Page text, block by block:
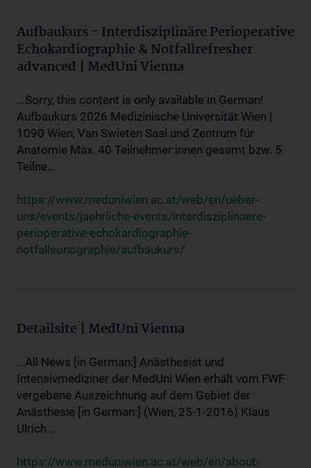
Aufbaukurs - Interdisziplinäre Perioperative
Echokardiographie & Notfallrefresher
advanced | MedUni Vienna
...Sorry, this content is only available in German!
Aufbaukurs 2026 Medizinische Universität Wien |
1090 Wien, Van Swieten Saal und Zentrum für
Anatomie Max. 40 Teilnehmer:innen gesamt bzw. 5
Teilne...
https://www.meduniwien.ac.at/web/en/ueber-
uns/events/jaehrliche-events/interdisziplinaere-
perioperative-echokardiographie-
notfallsonographie/aufbaukurs/
Detailsite | MedUni Vienna
...All News [in German:] Anästhesist und
Intensivmediziner der MedUni Wien erhält vom FWF
vergebene Auszeichnung auf dem Gebiet der
Anästhesie [in German:] (Wien, 25-1-2016) Klaus
Ulrich ...
https://www.meduniwien.ac.at/web/en/about-